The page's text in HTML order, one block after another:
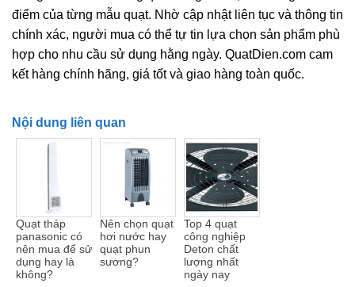
điểm của từng mẫu quạt. Nhờ cập nhật liên tục và thông tin
chính xác, người mua có thể tự tin lựa chọn sản phẩm phù
hợp cho nhu cầu sử dụng hằng ngày. QuatDien.com cam
kết hàng chính hãng, giá tốt và giao hàng toàn quốc.
Nội dung liên quan
Quạt tháp
panasonic có
nên mua để sử
dụng hay là
không?
Nên chọn quạt
hơi nước hay
quạt phun
sương?
Top 4 quạt
công nghiệp
Deton chất
lượng nhất
ngày nay